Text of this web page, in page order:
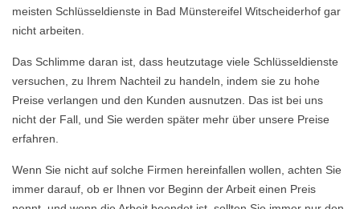
meisten Schlüsseldienste in Bad Münstereifel Witscheiderhof gar
nicht arbeiten.
Das Schlimme daran ist, dass heutzutage viele Schlüsseldienste
versuchen, zu Ihrem Nachteil zu handeln, indem sie zu hohe
Preise verlangen und den Kunden ausnutzen. Das ist bei uns
nicht der Fall, und Sie werden später mehr über unsere Preise
erfahren.
Wenn Sie nicht auf solche Firmen hereinfallen wollen, achten Sie
immer darauf, ob er Ihnen vor Beginn der Arbeit einen Preis